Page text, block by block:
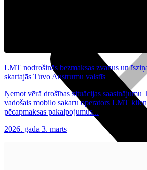
LMT nodrošinās bezmaksas zvanus un
skartajās Tuvo Austrumu valstīs
Ņemot vērā drošības situācijas saasinājumu
vadošais mobilo sakaru operators LMT
pēcapmaksas pakalpojumus...
2026. gada 3. marts